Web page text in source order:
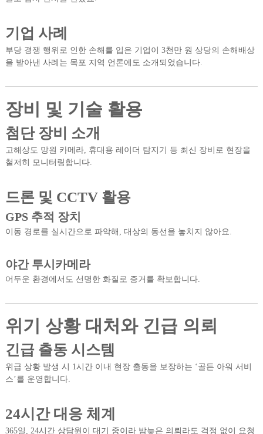
기업 사례
부당 경쟁 행위로 인한 손해를 입은 기업이 3천만 원 상당의 손해배상
을 받아낸 사례는 목포 지역 언론에도 소개되었습니다.
장비 및 기술 활용
첨단 장비 소개
고해상도 망원 카메라, 휴대용 레이더 탐지기 등 최신 장비로 현장을
철저히 모니터링합니다.
드론 및 CCTV 활용
GPS 추적 장치
이동 경로를 실시간으로 파악해, 대상의 동선을 놓치지 않아요.
야간 투시카메라
어두운 환경에서도 선명한 화질로 증거를 확보합니다.
위기 상황 대처와 긴급 의뢰
긴급 출동 시스템
위급 상황 발생 시 1시간 이내 현장 출동을 보장하는 ‘골든 아워 서비
스’를 운영합니다.
24시간 대응 체계
365일, 24시간 상담원이 대기 중이라 밤늦은 의뢰라도 걱정 없이 요청